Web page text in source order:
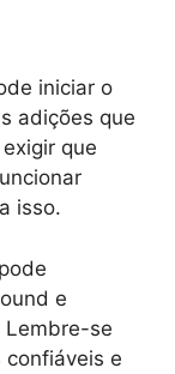
iniciar o
adições que
que
isso.
e
Lembre-se
e